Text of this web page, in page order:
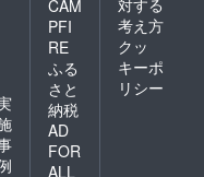
CAM
PFI
RE
ふる
さと
納税
AD
FOR
ALL
考え方
クッ
キーポ
リシー